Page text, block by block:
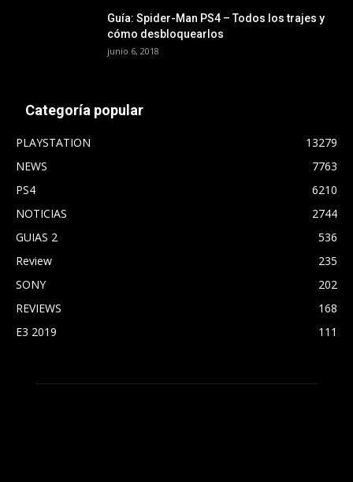
Guía: Spider-Man PS4 – Todos los trajes y
cómo desbloquearlos
junio 6, 2018
Categoría popular
PLAYSTATION
13279
NEWS
7763
PS4
6210
NOTICIAS
2744
GUIAS 2
536
Review
235
SONY
202
REVIEWS
168
E3 2019
111